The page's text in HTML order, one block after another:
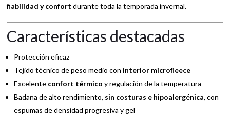
fiabilidad y confort durante toda la temporada invernal.
Características destacadas
Protección eficaz
Tejido técnico de peso medio con interior microfleece
Excelente confort térmico y regulación de la temperatura
Badana de alto rendimiento, sin costuras e hipoalergénica, con
espumas de densidad progresiva y gel